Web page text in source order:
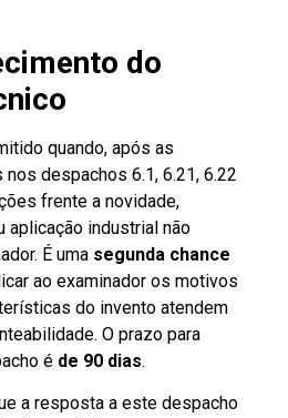
do
quando, após as
despachos 6.1, 6.21, 6.22
frente a novidade,
aplicação industrial não
É uma segunda chance
ao examinador os motivos
do invento atendem
O prazo para
é de 90 dias.
a resposta a este despacho